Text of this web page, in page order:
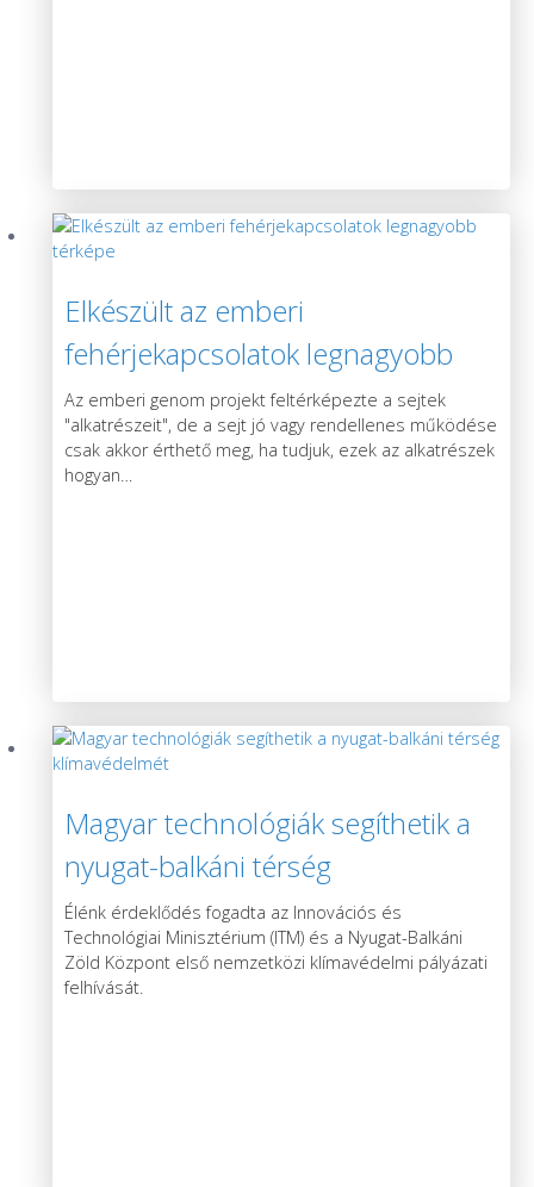
Elkészült az emberi
fehérjekapcsolatok legnagyobb
térképe
Az emberi genom projekt feltérképezte a sejtek
"alkatrészeit", de a sejt jó vagy rendellenes működése
csak akkor érthető meg, ha tudjuk, ezek az alkatrészek
hogyan
Magyar technológiák segíthetik a
nyugat-balkáni térség
klímavédelmét
Élénk érdeklődés fogadta az Innovációs és
Technológiai Minisztérium (ITM) és a Nyugat-Balkáni
Zöld Központ első nemzetközi klímavédelmi pályázati
felhívását.